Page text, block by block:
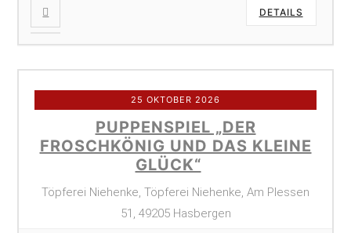
DETAILS
25 OKTOBER 2026
PUPPENSPIEL „DER
FROSCHKÖNIG UND DAS KLEINE
GLÜCK“
Töpferei Niehenke, Töpferei Niehenke, Am Plessen
51, 49205 Hasbergen